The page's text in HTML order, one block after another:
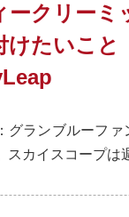
ークリーミ
けたいこ
グランブルーフ
スカイスコープは